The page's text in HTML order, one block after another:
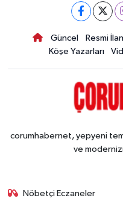
Güncel Resmi
Köşe Yazarları
corumhabernet, yepyeni
ve
Nöbetçi Eczaneler